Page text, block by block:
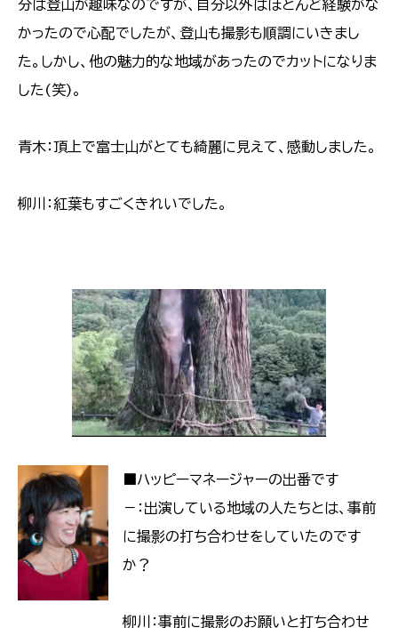
分は登山が趣味なのですが、自分以外はほとんど経験がな
かったので心配でしたが、登山も撮影も順調にいきまし
た。しかし、他の魅力的な地域があったのでカットになりま
した(笑)。
青木：頂上で富士山がとても綺麗に見えて、感動しました。
柳川：紅葉もすごくきれいでした。
■ハッピーマネージャーの出番です
－：出演している地域の人たちとは、事前
に撮影の打ち合わせをしていたのです
か？
柳川：事前に撮影のお願いと打ち合わせ